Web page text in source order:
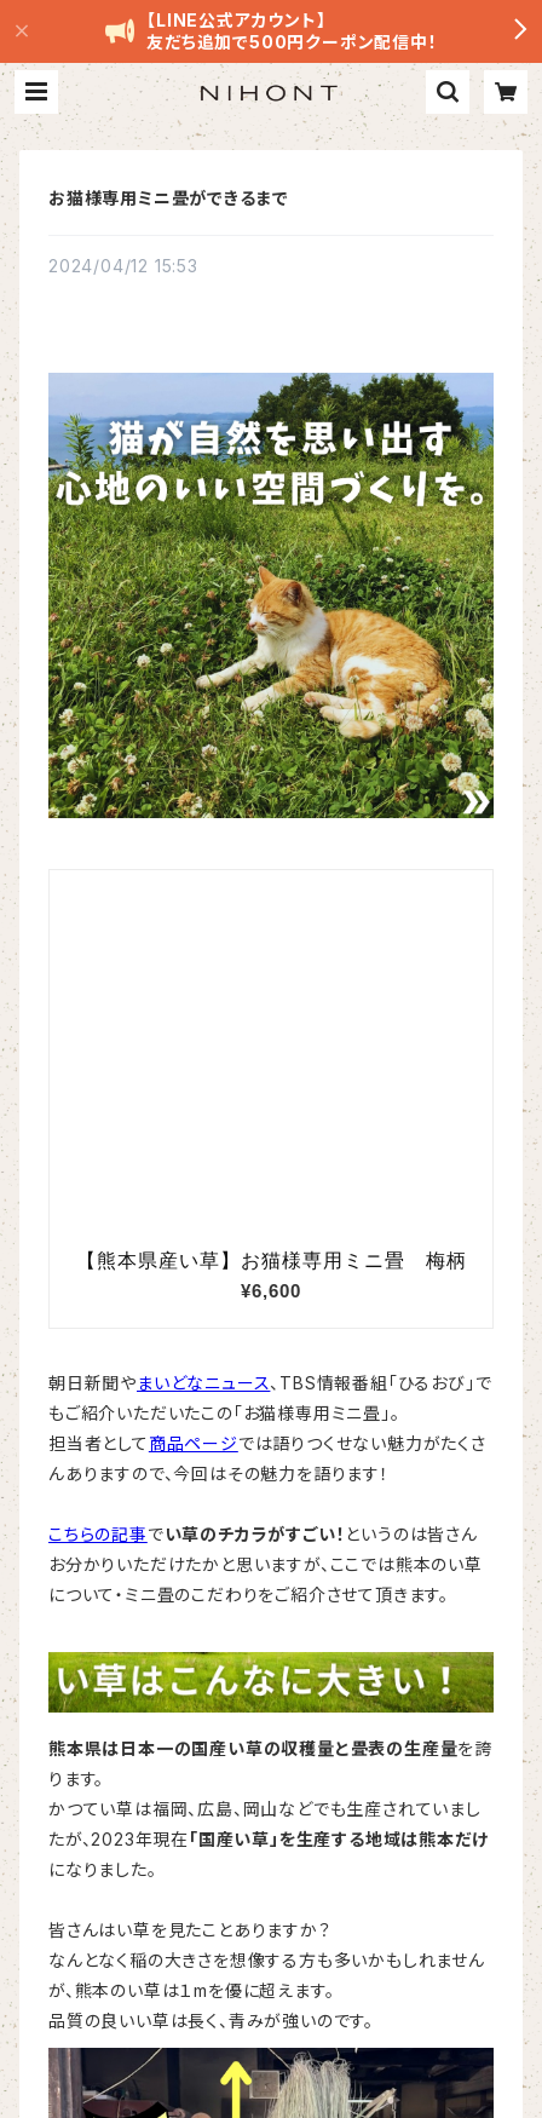
【LINE公式アカウント】
友だち追加で500円クーポン配信中！
お猫様専用ミニ畳ができるまで
2024/04/12 15:53
朝日新聞やまいどなニュース、TBS情報番組「ひるおび」で
もご紹介いただいたこの「お猫様専用ミニ畳」。
担当者として 商品ページでは語りつくせない魅力がたくさ
んありますので、今回はその魅力を語ります！
こちらの記事でい草のチカラがすごい！ というのは皆さん
お分かりいただけたかと思いますが、ここでは熊本のい草
について・ミニ畳のこだわりをご紹介させて頂きます。
熊本県は日本一の国産い草の収穫量と畳表の生産量を誇
ります。
かつてい草は福岡、広島、岡山などでも生産されていまし
たが、2023年現在「国産い草」を生産する地域は熊本だけ
になりました。
皆さんはい草を見たことありますか？
なんとなく稲の大きさを想像する方も多いかもしれません
が、熊本のい草は１mを優に超えます。
品質の良いい草は長く、青みが強いのです。